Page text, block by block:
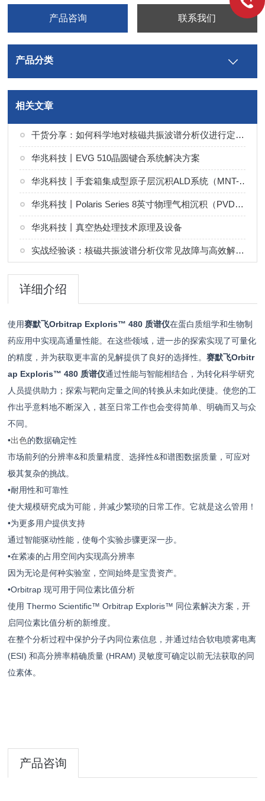
又与众不同。
产品咨询 联系我们
产品分类
相关文章
干货分享：如何科学地对核磁共振波谱分析仪进行定期维护保养
华兆科技丨EVG 510晶圆键合系统解决方案
华兆科技丨手套箱集成型原子层沉积ALD系统（MNT-G 系列）解决方案
华兆科技丨Polaris Series 8英寸物理气相沉积（PVD）系统解决方案
华兆科技丨真空热处理技术原理及设备
实战经验谈：核磁共振波谱分析仪常见故障与高效解决技巧
详细介绍
使用赛默飞Orbitrap Exploris™ 480 质谱仪在蛋白质组学和生物制
药应用中实现高通量性能。在这些领域，进一步的探索实现了可量化
的精度，并为获取更丰富的见解提供了良好的选择性。赛默飞Orbitr
ap Exploris™ 480 质谱仪通过性能与智能相结合，为转化科学研究
人员提供助力；探索与靶向定量之间的转换从未如此便捷。使您的工
作出乎意料地不断深入，甚至日常工作也会变得简单、明确而又与众
不同。
•出色的数据确定性
市场前列的分辨率&和质量精度、选择性&和谱图数据质量，可应对
极其复杂的挑战。
•耐用性和可靠性
使大规模研究成为可能，并减少繁琐的日常工作。它就是这么管用！
•为更多用户提供支持
通过智能驱动性能，使每个实验步骤更深一步。
•在紧凑的占用空间内实现高分辨率
因为无论是何种实验室，空间始终是宝贵资产。
•Orbitrap 现可用于同位素比值分析
使用 Thermo Scientific™ Orbitrap Exploris™ 同位素解决方案，开
启同位素比值分析的新维度。
在整个分析过程中保护分子内同位素信息，并通过结合软电喷雾电离
(ESI) 和高分辨率精确质量 (HRAM) 灵敏度可确定以前无法获取的同
位素体。
产品咨询